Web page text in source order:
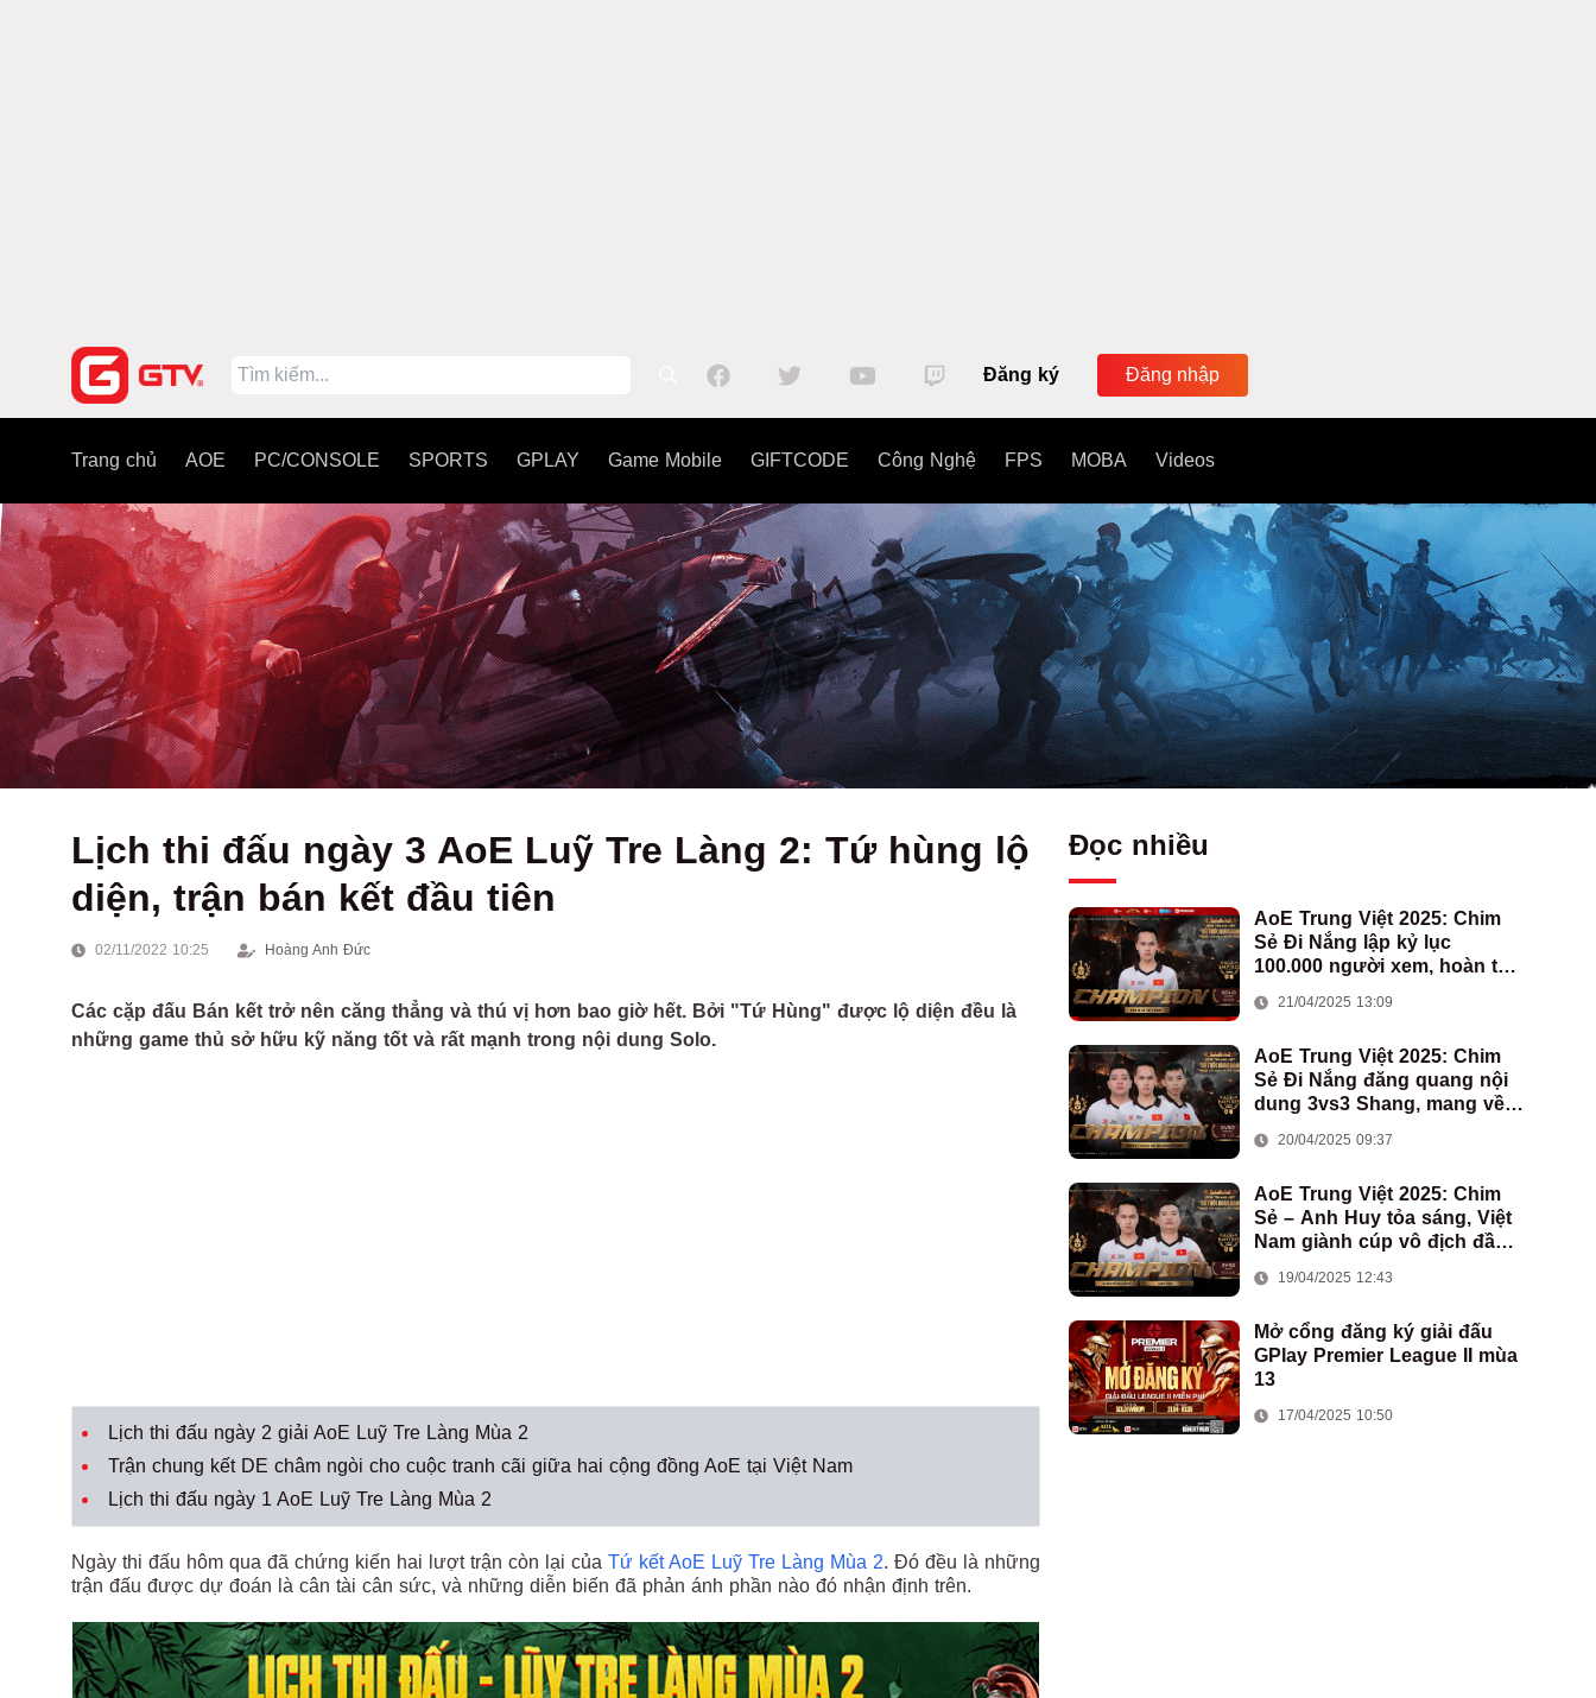
Đăng ký Đăng nhập
Trang chủ AOE PC/CONSOLE SPORTS GPLAY Game Mobile GIFTCODE Công Nghệ FPS MOBA Videos
Lịch thi đấu ngày 3 AoE Luỹ Tre Làng 2: Tứ hùng lộ
diện, trận bán kết đầu tiên
02/11/2022 10:25 Hoàng Anh Đức
Các cặp đấu Bán kết trở nên căng thẳng và thú vị hơn bao giờ hết. Bởi "Tứ Hùng" được lộ diện đều là
những game thủ sở hữu kỹ năng tốt và rất mạnh trong nội dung Solo.
Lịch thi đấu ngày 2 giải AoE Luỹ Tre Làng Mùa 2
Trận chung kết DE châm ngòi cho cuộc tranh cãi giữa hai cộng đồng AoE tại Việt Nam
Lịch thi đấu ngày 1 AoE Luỹ Tre Làng Mùa 2
Ngày thi đấu hôm qua đã chứng kiến hai lượt trận còn lại của Tứ kết AoE Luỹ Tre Làng Mùa 2. Đó đều là những
trận đấu được dự đoán là cân tài cân sức, và những diễn biến đã phản ánh phần nào đó nhận định trên.
Đọc nhiều
AoE Trung Việt 2025: Chim
Sẻ Đi Nắng lập kỷ lục
100.000 người xem, hoàn tất
Việt Nam
21/04/2025 13:09
AoE Trung Việt 2025: Chim
Sẻ Đi Nắng đăng quang nội
dung 3vs3 Shang, mang về
đoàn AoE Việt Nam
20/04/2025 09:37
AoE Trung Việt 2025: Chim
Sẻ – Anh Huy tỏa sáng, Việt
Nam giành cúp vô địch đầu
19/04/2025 12:43
Mở cổng đăng ký giải đấu
GPlay Premier League II mùa
13
17/04/2025 10:50